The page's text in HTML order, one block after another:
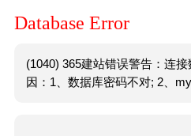
Database Error
(1040) 365建站错误警告：连
因：1、数据库密码不对; 2、